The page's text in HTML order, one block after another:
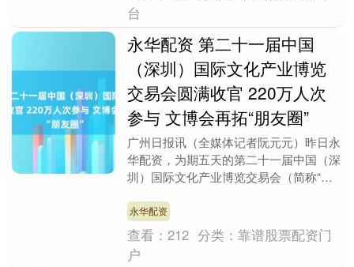
台
永华配资 第二十一届中国
（深圳）国际文化产业博览
交易会圆满收官 220万人次
参与 文博会再拓“朋友圈”
广州日报讯（全媒体记者阮元元）昨日永
华配资，为期五天的第二十一届中国（深
圳）国际文化产业博览交易会（简称“文
幕。本届文博会以....
永华配资
查看：212 分类：靠谱股票配资门
户